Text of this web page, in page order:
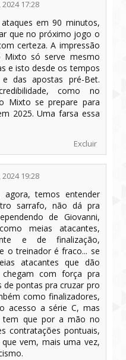
17:28
em 90 minutos,
que no próximo jogo o
certeza. A impressão
só serve mesmo
e isto desde os tempos
das apostas pré-Bet.
como no
Mixto se prepare para
2025. Uma farsa essa
Excluir
19:28
agora, temos entender
sarrafo, não dá pra
de Giovanni,
meias atacantes,
e de finalização,
o treinador é fraco... se
atacantes que dão
com força pra
de pontas pra cruzar pro
como finalizadores,
acesso a série C, mas
tem que por a mão no
contratações pontuais,
vem, mais uma vez,